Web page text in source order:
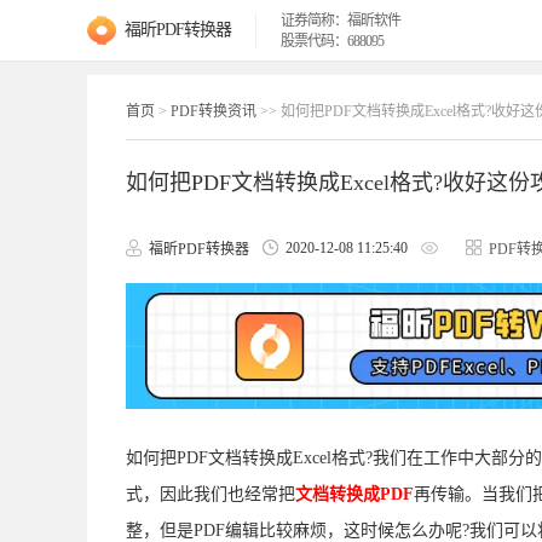
福昕PDF转换器
证券简称：福昕软件
股票代码：688095
首页 > PDF转换资讯 >> 如何把PDF文档转换成Excel格式?收好这
如何把PDF文档转换成Excel格式?收好这份
福昕PDF转换器 2020-12-08 11:25:40 PDF转
如何把PDF文档转换成Excel格式?我们在工作中大部分
式，因此我们也经常把文档转换成PDF再传输。当我们
整，但是PDF编辑比较麻烦，这时候怎么办呢?我们可